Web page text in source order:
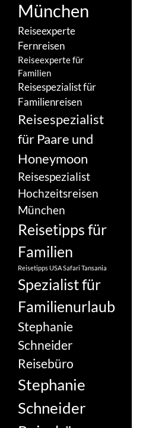
München
Reiseexperte
Fernreisen
Reiseexperte für
Familien
Reisespezialist für
Familienreisen
Reisespezialist
für Paare und
Honeymoon
Reisespezialist
Hochzeitsreisen
München
Reisetipps für
Familien
Reisetipps USASafari Tansania
Spezialist für
Familienurlaub
Stephanie
Schneider
Reisebüro
Stephanie
Schneider